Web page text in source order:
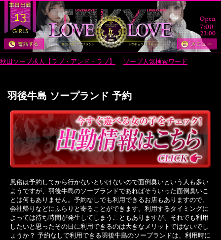
13
秋田ソープ求人【ラブ・アンド・ラブ】 ソープ人気検索ワード
羽後牛島 ソープランド 予約
風俗は予約してから行かないといけないので面倒臭いという人も多い
ようですが、羽後牛島のソープランドであればそういった面倒臭いこ
とは何もありません。予約なしでも利用できるお店もありますので、
会社帰りなどにふらりと寄ることができます。利用するタイミングに
よっては待ち時間が発生してしまうこともありますが、それでも利用
したいと思ったその日に利用できるのは大きなメリットではないでし
ょうか？ 予約なしで利用できる羽後牛島のソープランドは、利用時に